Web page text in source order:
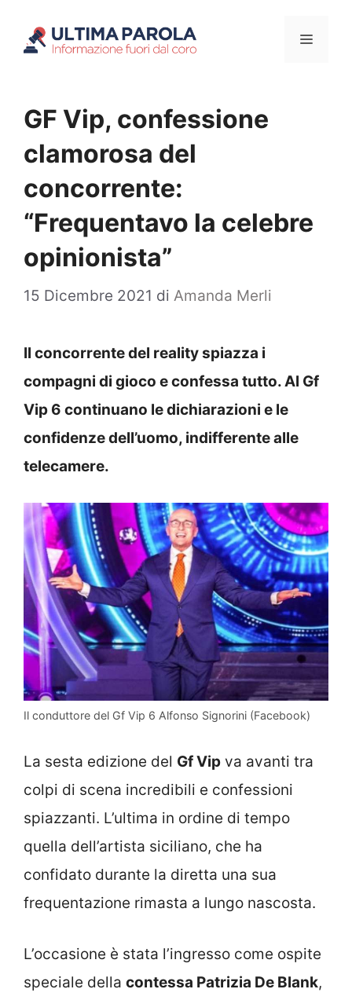
Menu
GF Vip, confessione
clamorosa del
concorrente:
“Frequentavo la celebre
opinionista”
15 Dicembre 2021 di Amanda Merli
Il concorrente del reality spiazza i
compagni di gioco e confessa tutto. Al Gf
Vip 6 continuano le dichiarazioni e le
confidenze dell’uomo, indifferente alle
telecamere.
Il conduttore del Gf Vip 6 Alfonso Signorini (Facebook)
La sesta edizione del Gf Vip va avanti tra
colpi di scena incredibili e confessioni
spiazzanti. L’ultima in ordine di tempo
quella dell’artista siciliano, che ha
confidato durante la diretta una sua
frequentazione rimasta a lungo nascosta.
L’occasione è stata l’ingresso come ospite
speciale della contessa Patrizia De Blank,